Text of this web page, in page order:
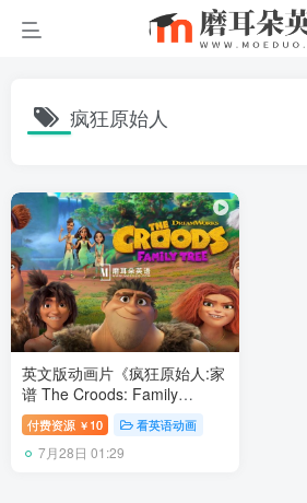
疯狂原始人
英文版动画片《疯狂原始人:家
谱 The Croods: Family
Tree》全1-6季共39集，
1080P高清视频带英文字幕，
百度网盘下载！
付费资源 ￥ 10 看英语动画
7月28日 01:29